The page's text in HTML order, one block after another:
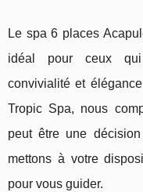
Le spa 6 places
idéal pour ceux
convivialité et
Tropic Spa, nous
peut être une
mettons à votre
pour vous guider.